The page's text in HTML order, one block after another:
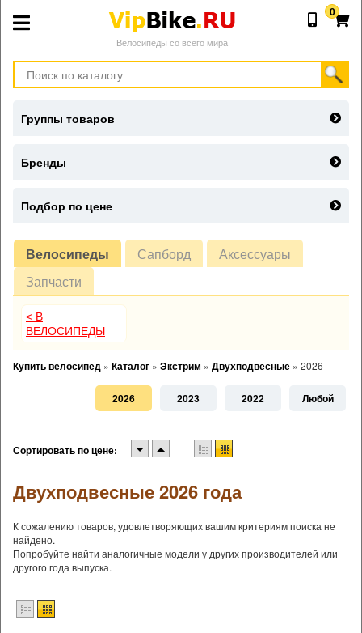
Велосипеды со всего мира
0
Велосипеды Сапборд
Аксессуары
Запчасти
< В
ВЕЛОСИПЕДЫ
Купить велосипед » Каталог » Экстрим » Двухподвесные » 2026
2026 2023 2022 Любой
Сортировать по цене:
Двухподвесные 2026 года
К сожалению товаров, удовлетворяющих вашим критериям поиска не
найдено.
Попробуйте найти аналогичные модели у других производителей или
другого года выпуска.
Группы товаров
Бренды
Подбор по цене